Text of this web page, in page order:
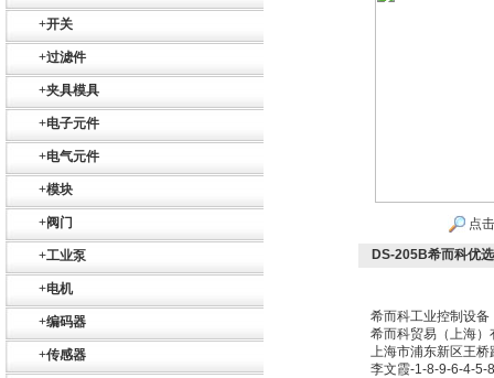
+开关
+过滤件
+夹具模具
+电子元件
+电气元件
+模块
+阀门
+工业泵
+电机
+编码器
+传感器
SIEMENS 6SB2073-
点
DS-205B希而科优
希而科工业控制设
希而科贸易（上海）
上海市浦东新区王桥
李文霞-1-8-9-6-4-5-